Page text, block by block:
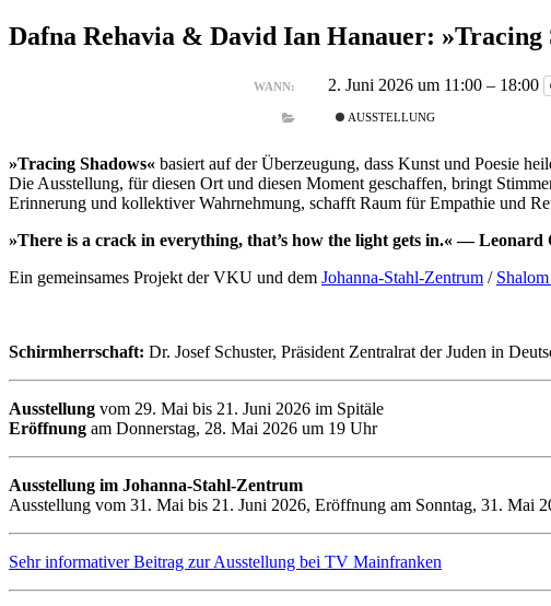
Dafna Rehavia & David Ian Hanauer: »Tracing
WANN: 2. Juni 2026 um 11:00 – 18:00
AUSSTELLUNG
»Tracing Shadows« basiert auf der Überzeugung, dass Kunst und Poesie
Die Ausstellung, für diesen Ort und diesen Moment geschaffen, bringt
Erinnerung und kollektiver Wahr­nehmung, schafft Raum für Empathie und
»There is a crack in everything, that’s how the light gets in.« — Leonard
Ein gemeinsames Projekt der VKU und dem Johanna-Stahl-Zentrum /
Schirmherrschaft: Dr. Josef Schuster, Präsident Zentralrat der Juden in
Ausstellung vom 29. Mai bis 21. Juni 2026 im Spitäle
Eröffnung am Donnerstag, 28. Mai 2026 um 19 Uhr
Ausstellung im Johanna-Stahl-Zentrum
Ausstellung vom 31. Mai bis 21. Juni 2026, Eröffnung am Sonntag, 31. Mai
Sehr informativer Beitrag zur Ausstellung bei TV Mainfranken